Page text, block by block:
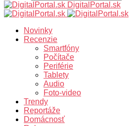
DigitalPortal.sk
Novinky
Recenzie
Smartfóny
Počítače
Periférie
Tablety
Audio
Foto-video
Trendy
Reportáže
Domácnosť